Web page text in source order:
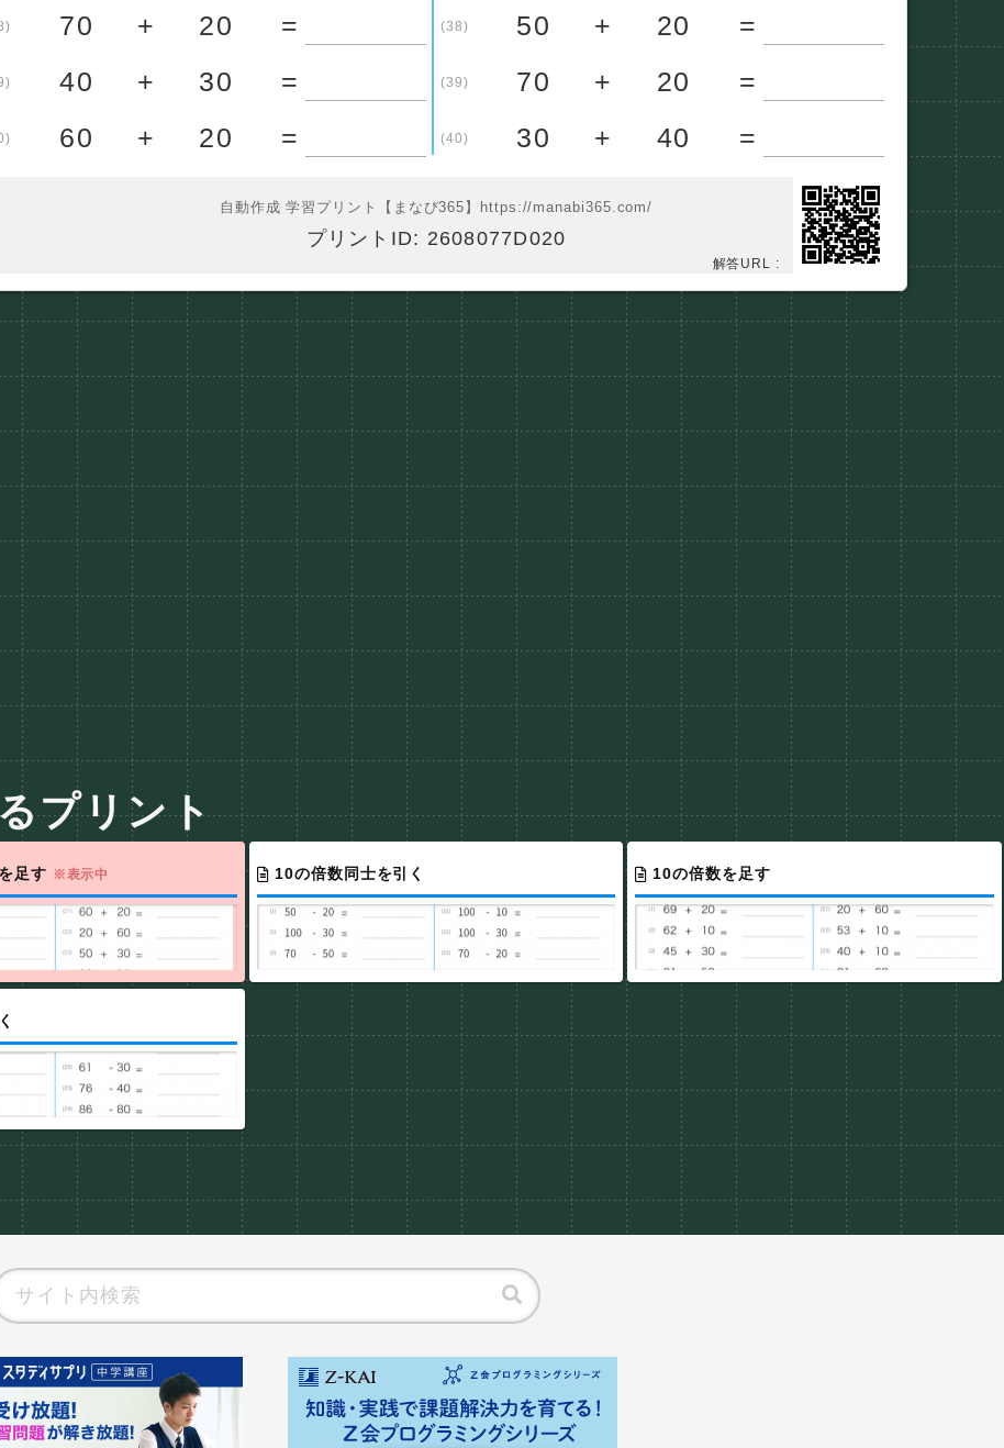
70 + 20 =
40 + 30 =
60 + 20 =
(38) 50 + 20 =
(39) 70 + 20 =
(40) 30 + 40 =
自動作成 学習プリント【まなび365】 https://manabi365.com/
プリントID: 2608077D020
解答URL :
プリント
足す ※表示中 10の倍数同士を引く 10の倍数を足す